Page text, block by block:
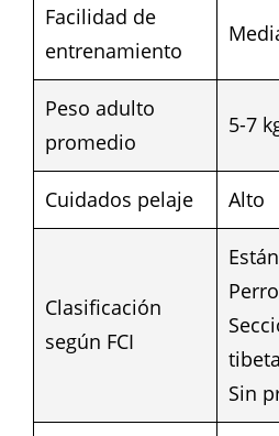
Facilidad de
entrenamiento
Peso adulto
promedio
5-7
Cuidados pelaje Alto
Clasificación
según FCI
Sin